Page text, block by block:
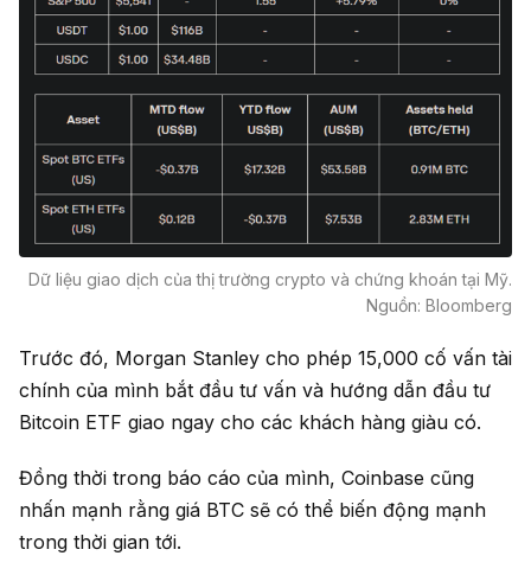
Dữ liệu giao dịch của thị trường crypto và chứng khoán tại Mỹ.
Nguồn: Bloomberg
Trước đó, Morgan Stanley cho phép 15,000 cố vấn tài
chính của mình bắt đầu tư vấn và hướng dẫn đầu tư
Bitcoin ETF giao ngay cho các khách hàng giàu có.
Đồng thời trong báo cáo của mình, Coinbase cũng
nhấn mạnh rằng giá BTC sẽ có thể biến động mạnh
trong thời gian tới.